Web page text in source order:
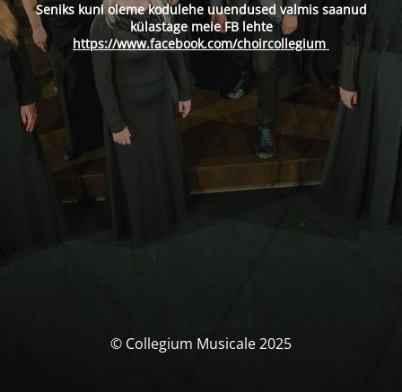
Seniks kuni oleme kodulehe uuendused valmis saanud
külastage meie FB lehte
https://www.facebook.com/choircollegium
© Collegium Musicale 2025